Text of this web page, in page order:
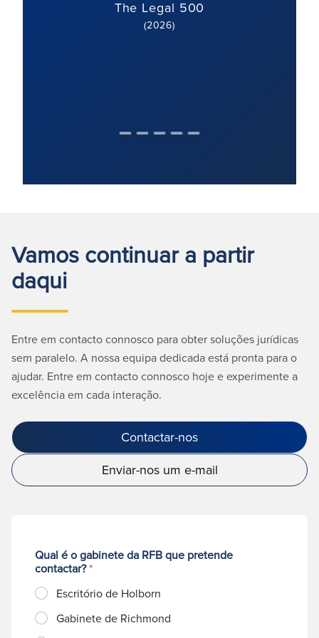
The Legal 500
(2026)
Vamos continuar a partir
daqui
Entre em contacto connosco para obter soluções jurídicas
sem paralelo. A nossa equipa dedicada está pronta para o
ajudar. Entre em contacto connosco hoje e experimente a
excelência em cada interação.
Contactar-nos
Enviar-nos um e-mail
Qual é o gabinete da RFB que pretende
contactar?*
Escritório de Holborn
Gabinete de Richmond